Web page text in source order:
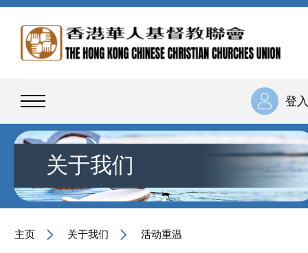
登入
关于我们
主页 关于我们 活动重温